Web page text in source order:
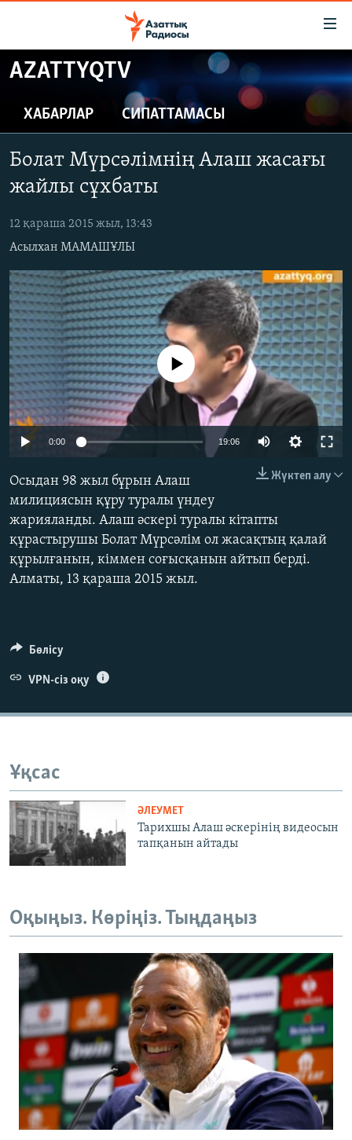
Skip
to
content
to
main
Skip
ЖАҢАЛЫҚТАР
САЯСАТ
ҚАҢТАР ОҚИҒАСЫ
АДАМ ҚҰҚЫҚТАРЫ
ӘЛЕУМЕТ
ӘЛЕМ
АРНАЙЫ ЖОБАЛАР
Русский
ЖАЗЫЛЫҢЫЗ
Басқа тілдерде
AZATTYQTV
ХАБАРЛАР СИПАТТАМАСЫ
Болат Мүрсәлімнің Алаш жасағы
жайлы сұхбаты
12 қараша 2015 жыл, 13:43
Асылхан МАМАШҰЛЫ
No media source currently available
0:00 19:06
Жүктеп алу
Осыдан 98 жыл бұрын Алаш
милициясын құру туралы үндеу
жарияланды. Алаш әскері туралы кітапты
құрастырушы Болат Мүрсәлім ол жасақтың қалай
құрылғанын, кіммен соғысқанын айтып берді.
Алматы, 13 қараша 2015 жыл.
Бөлісу
VPN-сіз оқу
Ұқсас
ӘЛЕУМЕТ
Тарихшы Алаш әскерінің видеосын
тапқанын айтады
Оқыңыз. Көріңіз. Тыңдаңыз